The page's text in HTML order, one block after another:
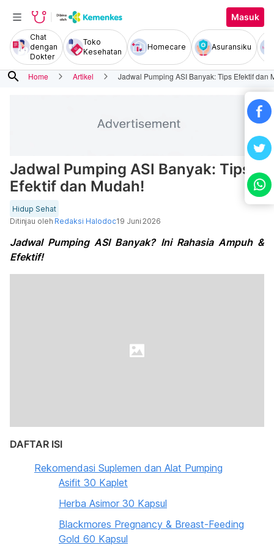
Masuk
Chat
dengan
Dokter
Toko
Kesehatan
Homecare Asuransiku
search Home Artikel Jadwal Pumping ASI Banyak: Tips Efektif dan
Jadwal Pumping ASI Banyak: Tips
Efektif dan Mudah!
Hidup Sehat
Ditinjau oleh Redaksi Halodoc19 Juni 2026
Jadwal Pumping ASI Banyak? Ini Rahasia Ampuh &
Efektif!
DAFTAR ISI
Rekomendasi Suplemen dan Alat Pumping
Asifit 30 Kaplet
Herba Asimor 30 Kapsul
Blackmores Pregnancy & Breast-Feeding
Gold 60 Kapsul